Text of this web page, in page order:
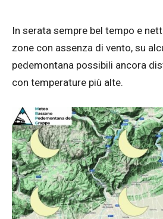
In serata sempre bel tempo e
zone con assenza di vento, su
pedemontana possibili ancora
con temperature più alte.